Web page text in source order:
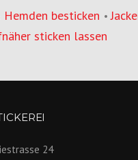
besticken •
sticken lassen
24